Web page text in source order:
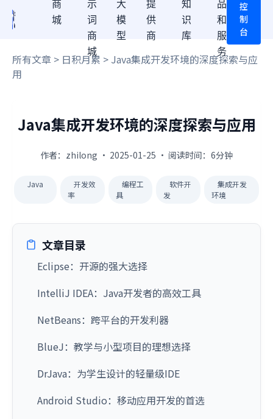
商
城
示
词
商
城
大
模
型
提
供
商
知
识
库
品
和
服
务
控
制
台
所有文章 > 日积月累 > Java集成开发环境的深度探索与应
用
Java集成开发环境的深度探索与应用
作者：zhilong · 2025-01-25 · 阅读时间：6分钟
Java
开发效
率
编程工
具
软件开
发
集成开发
环境
文章目录
Eclipse：开源的强大选择
IntelliJ IDEA：Java开发者的高效工具
NetBeans：跨平台的开发利器
BlueJ：教学与小型项目的理想选择
DrJava：为学生设计的轻量级IDE
Android Studio：移动应用开发的首选